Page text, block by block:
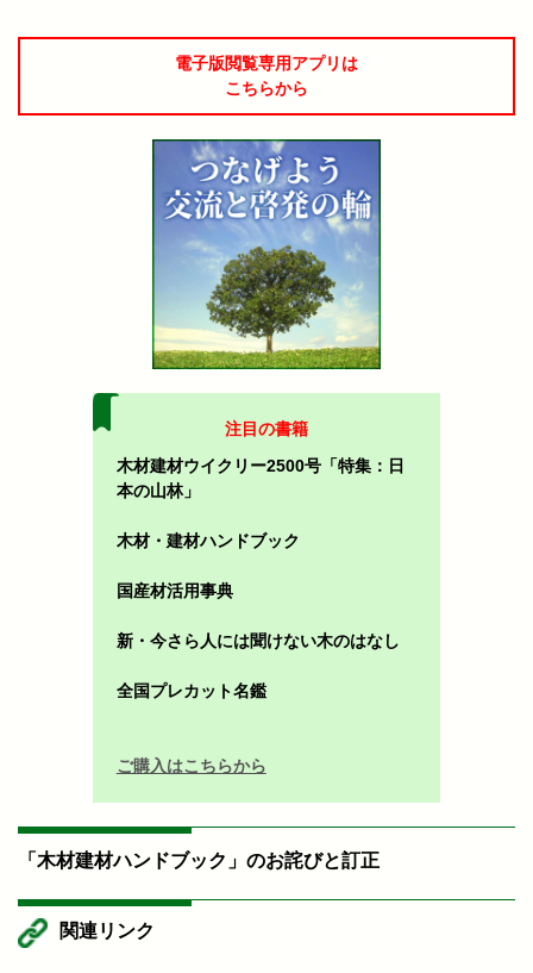
電子版閲覧専用アプリは
こちらから
注目の書籍
木材建材ウイクリー2500号「特集：日
本の山林」
木材・建材ハンドブック
国産材活用事典
新・今さら人には聞けない木のはなし
全国プレカット名鑑
ご購入はこちらから
「木材建材ハンドブック」のお詫びと訂正
関連リンク